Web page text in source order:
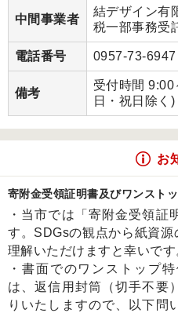
中間事業者
結デザイン有
税一部事務受
電話番号 0957-73-6947
備考
受付時間
日・祝日除く)
お
寄附金受領証明書及びワンスト
・当市では「寄附金受領証
す。SDGsの観点から紙資
理解いただけますと幸いです
・書面でのワンストップ
は、返信用封筒（切手不要
りいたしますので、以下問